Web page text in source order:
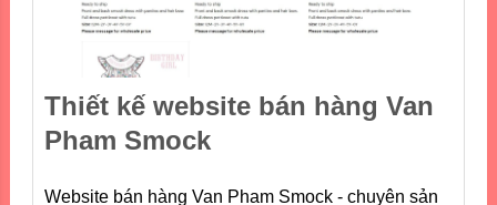
Thiết kế website bán hàng Van
Pham Smock
Website bán hàng Van Pham Smock - chuyên sản